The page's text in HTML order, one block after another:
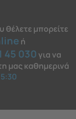
θέλετε μπορείτε
ή
45 030 για να
μας καθημερινά